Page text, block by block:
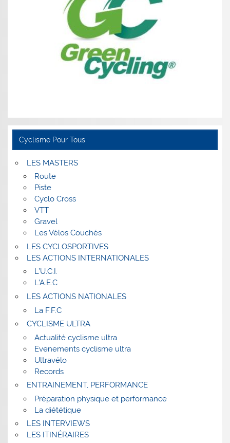
Cyclisme Pour Tous
LES MASTERS
Route
Piste
Cyclo Cross
VTT
Gravel
Les Vélos Couchés
LES CYCLOSPORTIVES
LES ACTIONS INTERNATIONALES
L’U.C.I.
L’A.E.C
LES ACTIONS NATIONALES
La F.F.C
CYCLISME ULTRA
Actualité cyclisme ultra
Evenements cyclisme ultra
Ultravélo
Records
ENTRAINEMENT, PERFORMANCE
Préparation physique et performance
La diététique
LES INTERVIEWS
LES ITINÉRAIRES